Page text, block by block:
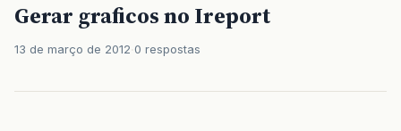
Gerar graficos no Ireport
13 de março de 2012 0 respostas